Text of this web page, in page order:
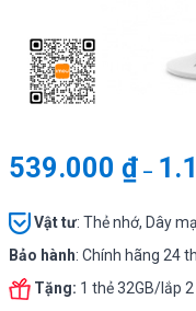
539.000 ₫ –
Vật tư: Thẻ nhớ, Dây
Bảo hành: Chính hãng 24
Tặng: 1 thẻ 32GB/lắp 2